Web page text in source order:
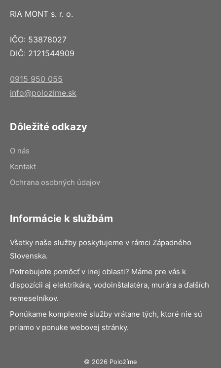
RIA MONT s. r. o.
IČO: 53878027
DIČ: 2121544909
0915 950 055
info@polozime.sk
Dôležité odkazy
O nás
Kontakt
Ochrana osobných údajov
Informácie k službám
Všetky naše služby poskytujeme v rámci Západného
Slovenska.
Potrebujete pomôcť v inej oblasti? Máme pre vás k
dispozícii aj elektrikára, vodoinštalatéra, murára a ďalších
remeselníkov.
Ponúkame komplexné služby vrátane tých, ktoré nie sú
priamo v ponuke webovej stránky.
© 2026 Položíme